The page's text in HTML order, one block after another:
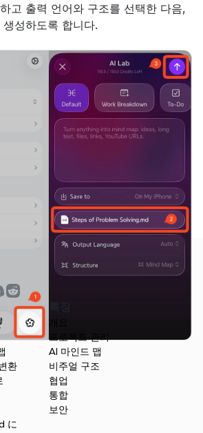
고 출력 언어와 구조를 선택한 다음,
성하도록 합니다.
환
に
AI 마인드 맵
비주얼 구조
협업
통합
보안